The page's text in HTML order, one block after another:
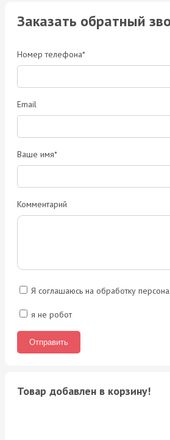
Заказать обратный
Номер телефона*
Email
Ваше имя*
Комментарий
Я соглашаюсь на обработку
я не робот
Товар добавлен в корзину!